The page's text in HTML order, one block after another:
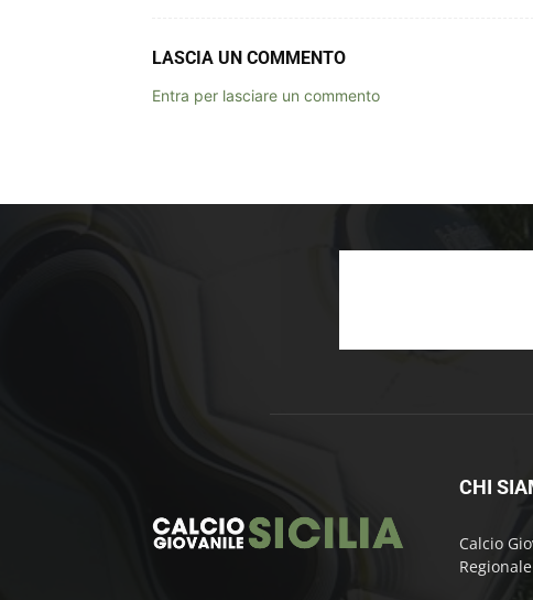
LASCIA UN COMMENTO
Entra per lasciare un commento
CHI
Calcio